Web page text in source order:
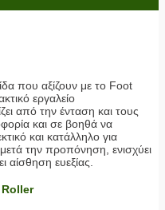
που αξίζουν με το Foot
εργαλείο
από την ένταση και τους
και σε βοηθά να
και κατάλληλο για
την προπόνηση, ενισχύει
αίσθηση ευεξίας.